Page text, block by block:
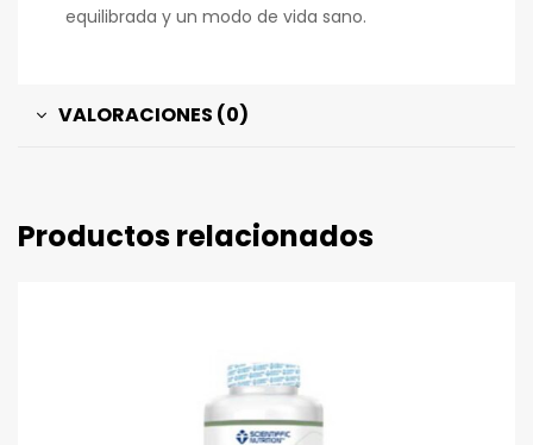
equilibrada y un modo de vida sano.
VALORACIONES (0)
Productos relacionados